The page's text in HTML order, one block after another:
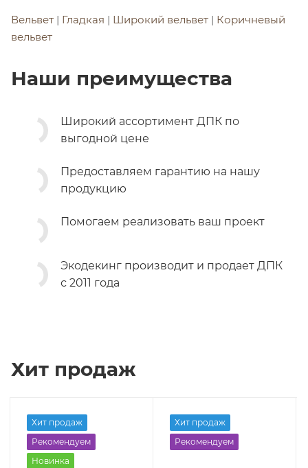
Вельвет | Гладкая | Широкий вельвет | Коричневый
вельвет
Наши преимущества
Широкий ассортимент ДПК по
выгодной цене
Предоставляем гарантию на нашу
продукцию
Помогаем реализовать ваш проект
Экодекинг производит и продает ДПК
с 2011 года
Хит продаж
Хит продаж
Рекомендуем
Новинка
Хит продаж
Рекомендуем